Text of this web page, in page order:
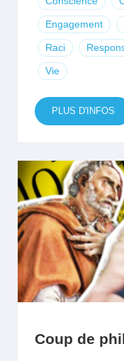
Engagement
Raci
Vie
PLUS D'INFOS
Coup de